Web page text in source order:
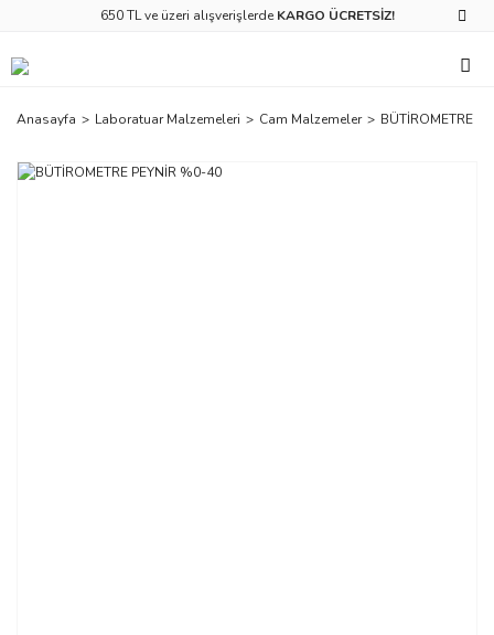
650 TL ve üzeri alışverişlerde KARGO ÜCRETSİZ!
Anasayfa Laboratuar Malzemeleri Cam Malzemeler BÜTİROMETRE